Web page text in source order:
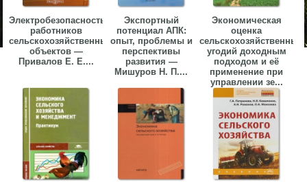
Электробезопасность
работников
сельскохозяйственных
объектов —
Привалов Е. Е....
Экспортный
потенциал АПК:
опыт, проблемы и
перспективы
развития —
Мишуров Н. П....
Экономическая
оценка
сельскохозяйственных
угодий доходным
подходом и её
применение при
управлении зе...